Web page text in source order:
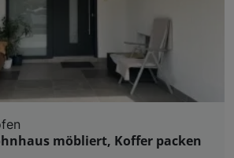
möbliert, Koffer packen